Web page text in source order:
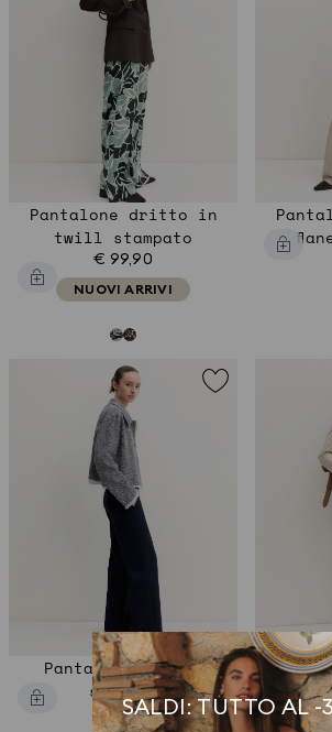
Pantalone dritto in
twill stampato
€ 99,90
NUOVI ARRIVI
Pantalone dritto
stretch
€ 89,90SALDI: TUTTO AL -